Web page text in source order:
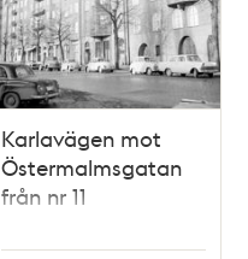
Karlavägen mot
Östermalmsgatan
från nr 11